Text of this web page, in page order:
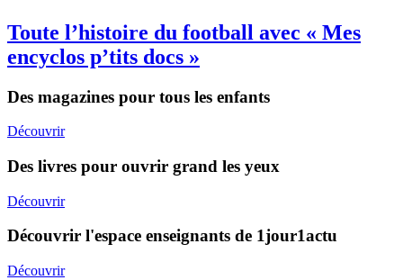
Toute l’histoire du football avec « Mes
encyclos p’tits docs »
Des magazines pour tous les enfants
Découvrir
Des livres pour ouvrir grand les yeux
Découvrir
Découvrir l'espace enseignants de 1jour1actu
Découvrir